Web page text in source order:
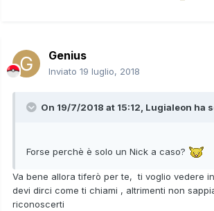
Genius
Inviato 19 luglio, 2018
On 19/7/2018 at 15:12, Lugialeon ha
Forse perchè è solo un Nick a caso?
Va bene allora tiferò per te, ti voglio vedere
devi dirci come ti chiami , altrimenti non
riconoscerti